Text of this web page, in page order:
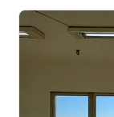
residenciais e
barracões para
imóvel que mais